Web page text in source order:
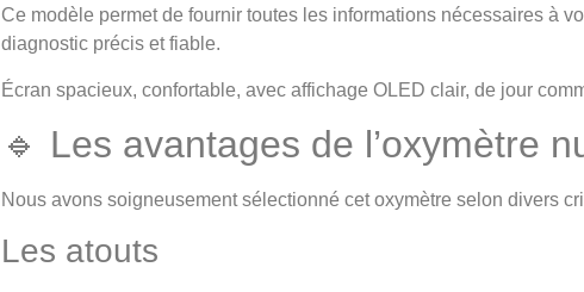
Ce modèle permet de fournir toutes les informations nécessaires à
diagnostic précis et fiable.
Écran spacieux, confortable, avec affichage OLED clair, de jour
🔹 Les avantages de l’oxymètre
Nous avons soigneusement sélectionné cet oxymètre selon divers
Les atouts